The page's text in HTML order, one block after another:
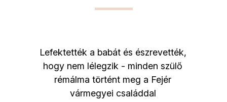
Lefektették a babát és észrevették,
hogy nem lélegzik - minden szülő
rémálma történt meg a Fejér
vármegyei családdal